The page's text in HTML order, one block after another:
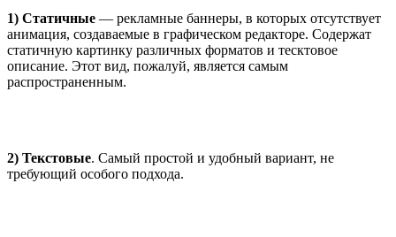
1) Статичные — рекламные баннеры, в которых отсутствует
анимация, создаваемые в графическом редакторе. Содержат
статичную картинку различных форматов и тесктовое
описание. Этот вид, пожалуй, является самым
распространенным.
2) Текстовые. Самый простой и удобный вариант, не
требующий особого подхода.